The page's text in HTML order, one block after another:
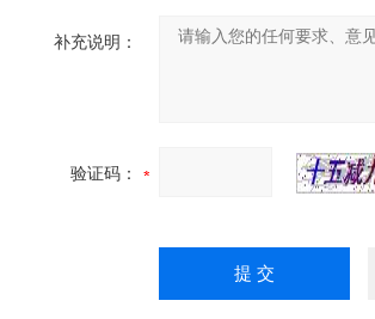
补充说明：
验证码：